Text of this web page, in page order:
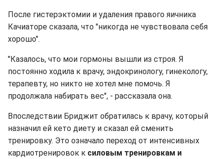
После гистерэктомии и удаления правого яичника
Качиаторе сказала, что "никогда не чувствовала себя
хорошо".
"Казалось, что мои гормоны вышли из строя. Я
постоянно ходила к врачу, эндокринологу, гинекологу,
терапевту, но никто не хотел мне помочь. Я
продолжала набирать вес", - рассказала она.
Впоследствии Бриджит обратилась к врачу, который
назначил ей кето диету и сказал ей сменить
тренировку. Это означало переход от интенсивных
кардиотренировок к силовым тренировкам и